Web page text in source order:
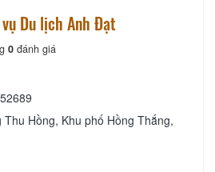
Du lịch Anh Đạt
0 đánh giá
Hồng, Khu phố Hồng Thắng,